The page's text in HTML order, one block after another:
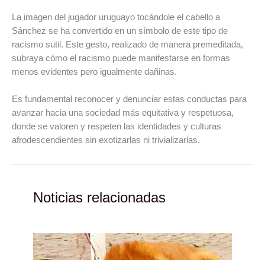
La imagen del jugador uruguayo tocándole el cabello a
Sánchez se ha convertido en un símbolo de este tipo de
racismo sutil. Este gesto, realizado de manera premeditada,
subraya cómo el racismo puede manifestarse en formas
menos evidentes pero igualmente dañinas.
Es fundamental reconocer y denunciar estas conductas para
avanzar hacia una sociedad más equitativa y respetuosa,
donde se valoren y respeten las identidades y culturas
afrodescendientes sin exotizarlas ni trivializarlas.
Noticias relacionadas